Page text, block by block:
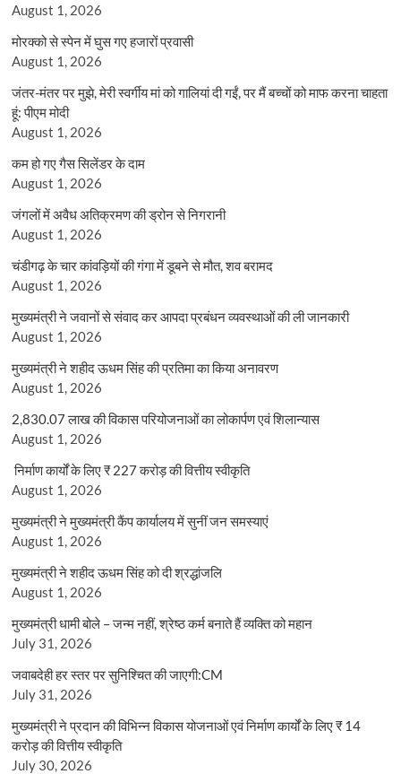
August 1, 2026
मोरक्को से स्पेन में घुस गए हजारों प्रवासी
August 1, 2026
जंतर-मंतर पर मुझे, मेरी स्वर्गीय मां को गालियां दी गईं, पर मैं बच्चों को माफ करना चाहता
हूं: पीएम मोदी
August 1, 2026
कम हो गए गैस सिलेंडर के दाम
August 1, 2026
जंगलों में अवैध अतिक्रमण की ड्रोन से निगरानी
August 1, 2026
चंडीगढ़ के चार कांवड़ियों की गंगा में डूबने से मौत, शव बरामद
August 1, 2026
मुख्यमंत्री ने जवानों से संवाद कर आपदा प्रबंधन व्यवस्थाओं की ली जानकारी
August 1, 2026
मुख्यमंत्री ने शहीद ऊधम सिंह की प्रतिमा का किया अनावरण
August 1, 2026
2,830.07 लाख की विकास परियोजनाओं का लोकार्पण एवं शिलान्यास
August 1, 2026
निर्माण कार्यों के लिए ₹ 227 करोड़ की वित्तीय स्वीकृति
August 1, 2026
मुख्यमंत्री ने मुख्यमंत्री कैंप कार्यालय में सुनीं जन समस्याएं
August 1, 2026
मुख्यमंत्री ने शहीद ऊधम सिंह को दी श्रद्धांजलि
August 1, 2026
मुख्यमंत्री धामी बोले – जन्म नहीं, श्रेष्ठ कर्म बनाते हैं व्यक्ति को महान
July 31, 2026
जवाबदेही हर स्तर पर सुनिश्चित की जाएगी:CM
July 31, 2026
मुख्यमंत्री ने प्रदान की विभिन्न विकास योजनाओं एवं निर्माण कार्यों के लिए ₹ 14
करोड़ की वित्तीय स्वीकृति
July 30, 2026